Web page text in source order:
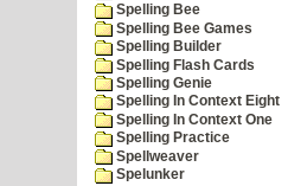
Spelling Bee
Spelling Bee Games
Spelling Builder
Spelling Flash Cards
Spelling Genie
Spelling In Context Eight
Spelling In Context One
Spelling Practice
Spellweaver
Spelunker